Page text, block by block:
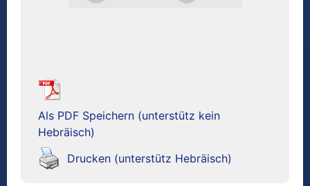
Als PDF Speichern (unterstütz kein
Hebräisch)
Drucken (unterstütz Hebräisch)